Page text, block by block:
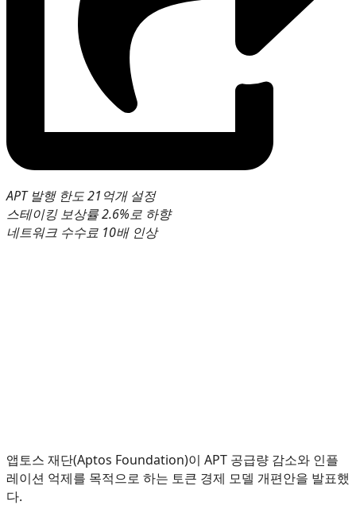
APT 발행 한도 21억개 설정
스테이킹 보상률 2.6%로 하향
네트워크 수수료 10배 인상
앱토스 재단(Aptos Foundation)이 APT 공급량 감소와 인플
레이션 억제를 목적으로 하는 토큰 경제 모델 개편안을 발표했
다.